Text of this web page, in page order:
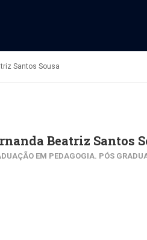
Santos Sousa
Beatriz Santos
EM PEDAGOGIA. PÓS